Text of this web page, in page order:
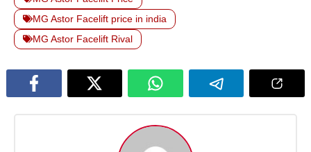
MG Astor Facelift price in india
MG Astor Facelift Rival